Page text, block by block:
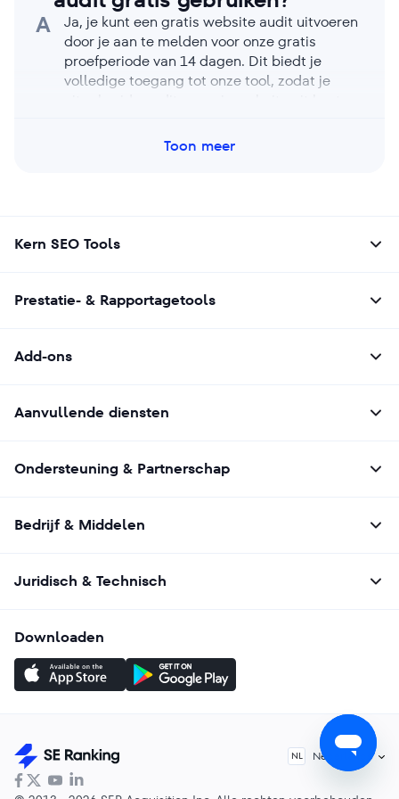
om te leren hoe je concurrenten kunt
overtreffen.
A
Ja, je kunt een gratis website audit uitvoeren
door je aan te melden voor onze gratis
proefperiode van 14 dagen. Dit biedt je
volledige toegang tot onze tool, zodat je
van de staat van je SEO. Start onze gratis
Toon meer
Kern SEO Tools
Prestatie- & Rapportagetools
Add-ons
Aanvullende diensten
Ondersteuning & Partnerschap
Bedrijf & Middelen
Juridisch & Technisch
Downloaden
NL Nederlands